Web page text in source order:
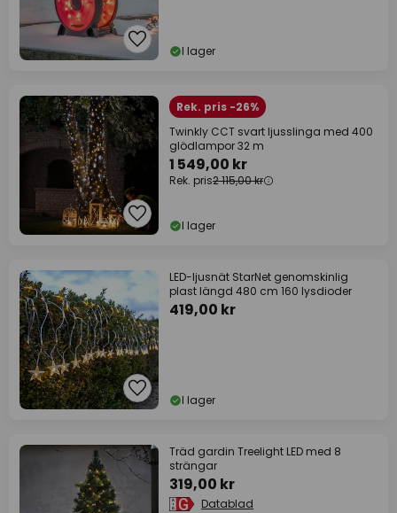
I lager
Rek. pris -26%
Twinkly CCT svart ljusslinga med 400
glödlampor 32 m
1 549,00 kr
Rek. pris2 115,00 kr
I lager
LED-ljusnät StarNet genomskinlig
plast längd 480 cm 160 lysdioder
419,00 kr
I lager
Träd gardin Treelight LED med 8
strängar
319,00 kr
Datablad